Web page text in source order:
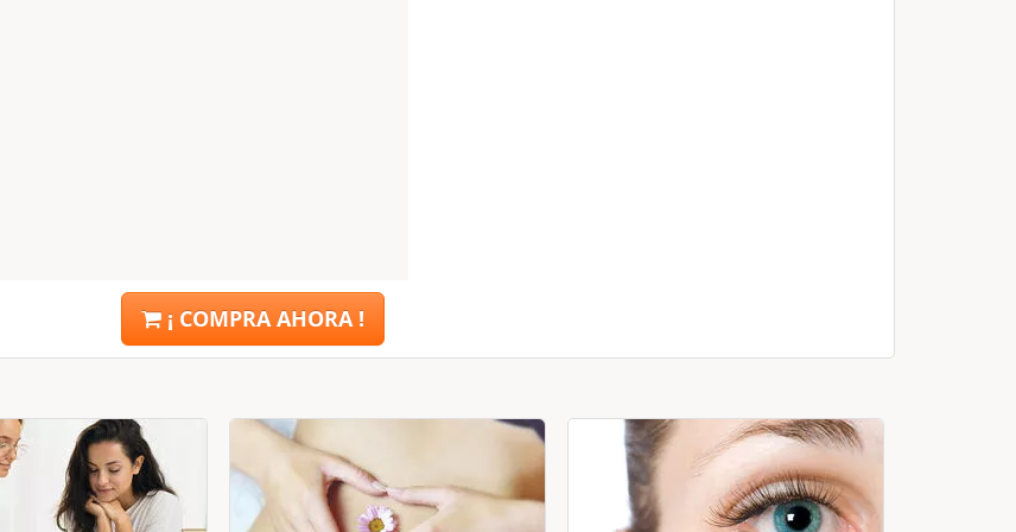
¡ COMPRA AHORA !